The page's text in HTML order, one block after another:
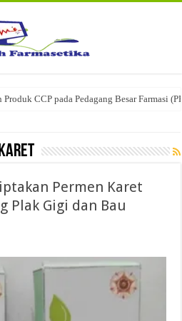
CCP pada Pedagang Besar Farmasi
Mengenal Peran Karantina Produk
Permen Karet
Plak Gigi dan Bau